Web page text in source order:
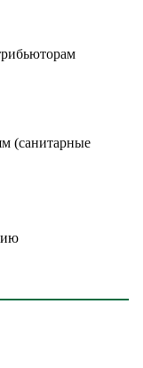
(санитарные